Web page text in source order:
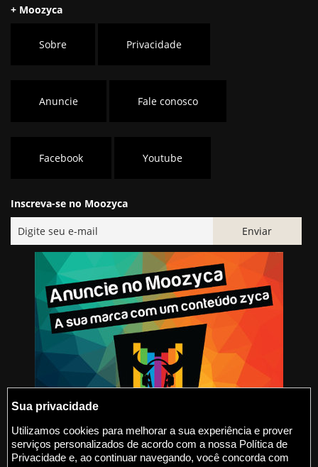
+ Moozyca
Sobre Privacidade
Anuncie Fale conosco
Facebook Youtube
Inscreva-se no Moozyca
@2015-2026 Moozyca
Sua privacidade
Utilizamos cookies para melhorar a sua experiência e prover
serviços personalizados de acordo com a nossa Política de
Privacidade e, ao continuar navegando, você concorda com